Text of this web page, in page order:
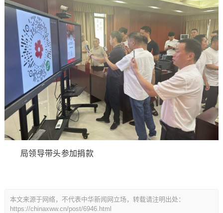
局领导带头参加捐款
本文来源于网络，不代表中华新闻网立场，转载请注明出处：
https://chinaxww.cn/post/6946.html